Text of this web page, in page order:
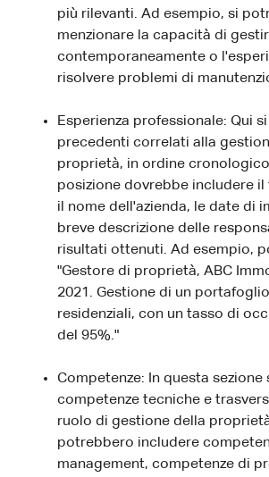
più rilevanti. Ad esempio, si
menzionare la capacità di
contemporaneamente o
risolvere problemi di
Esperienza professionale: Qui
precedenti correlati alla
proprietà, in ordine
posizione dovrebbe includere
il nome dell'azienda, le date di
breve descrizione delle
risultati ottenuti. Ad esempio,
"Gestore di proprietà, ABC
2021. Gestione di un
residenziali, con un tasso di
del 95%."
Competenze: In questa sezione
competenze tecniche e
ruolo di gestione della
potrebbero includere
management, competenze di